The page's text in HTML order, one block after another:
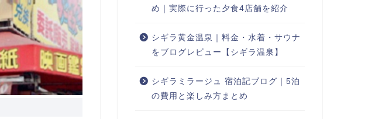
め｜実際に行った夕食4店舗を紹介
シギラ黄金温泉｜料金・水着・サウナ
をブログレビュー【シギラ温泉】
シギラミラージュ 宿泊記ブログ｜5泊
の費用と楽しみ方まとめ